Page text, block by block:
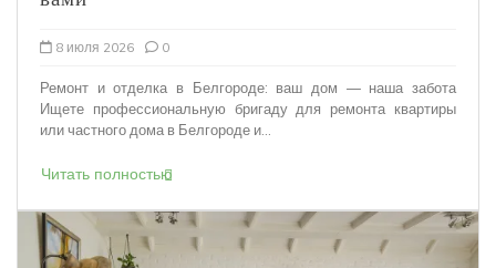
8 июля 2026 0
Ремонт и отделка в Белгороде: ваш дом — наша забота
Ищете профессиональную бригаду для ремонта квартиры
или частного дома в Белгороде и...
Читать полностью